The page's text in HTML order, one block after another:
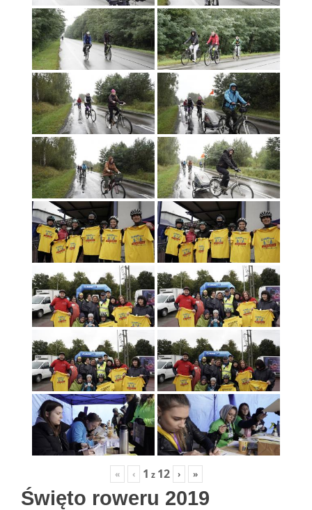
« ‹ 1 z 12 › »
Święto roweru 2019